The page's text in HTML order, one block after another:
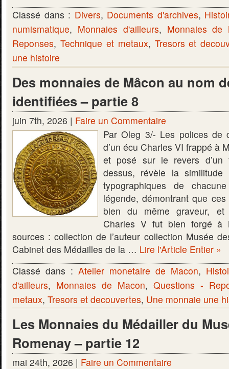
Classé dans : Divers, Documents d'archives,
numismatique, Monnaies d'ailleurs, Monnaies de
Reponses, Technique et metaux, Tresors et
une histoire
Des monnaies de Mâcon au nom
identifiées – partie 8
juin 7th, 2026 | Faire un Commentaire
Par Oleg 3/- Les polices de
d’un écu Charles VI frappé à
et posé sur le revers d’un
dessus, révèle la similitude
typographiques de
légende, démontrant que
bien du même graveur,
Charles V fut bien forgé
sources : collection de l’auteur collection Musée
Cabinet des Médailles de la … Lire l'Article Entier »
Classé dans : Atelier monetaire de Macon,
d'ailleurs, Monnaies de Macon, Questions -
metaux, Tresors et decouvertes, Une monnaie une
Les Monnaies du Médailler du
Romenay – partie 12
mai 24th, 2026 | Faire un Commentaire